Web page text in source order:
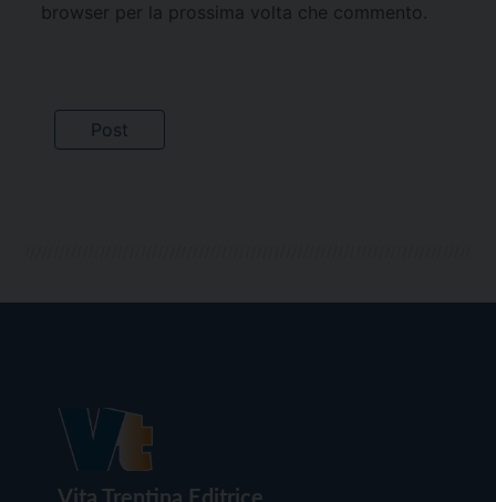
browser per la prossima volta che commento.